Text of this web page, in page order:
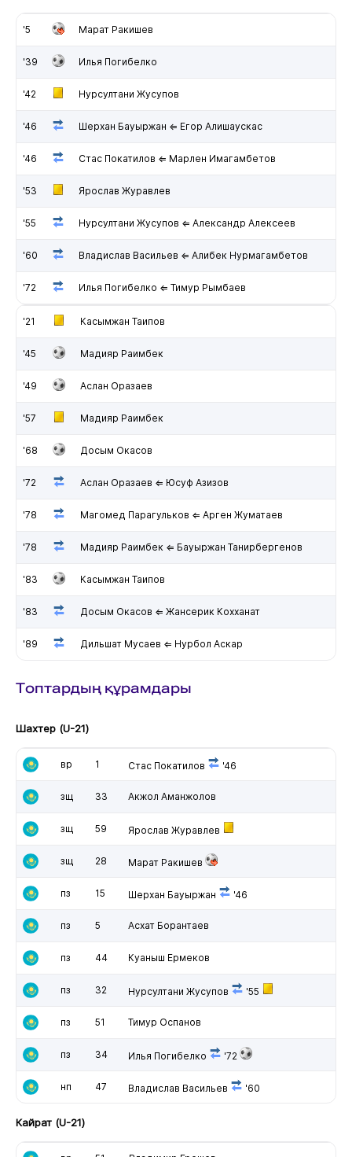
'5 Марат Ракишев
'39 Илья Погибелко
'42 Нурсултани Жусупов
'46 Шерхан Бауыржан ⇐ Егор Алишаускас
'46 Стас Покатилов ⇐ Марлен Имагамбетов
'53 Ярослав Журавлев
'55 Нурсултани Жусупов ⇐ Александр Алексеев
'60 Владислав Васильев ⇐ Алибек Нурмагамбетов
'72 Илья Погибелко ⇐ Тимур Рымбаев
'21 Касымжан Таипов
'45 Мадияр Раимбек
'49 Аслан Оразаев
'57 Мадияр Раимбек
'68 Досым Окасов
'72 Аслан Оразаев ⇐ Юсуф Азизов
'78 Магомед Парагульков ⇐ Арген Жуматаев
'78 Мадияр Раимбек ⇐ Бауыржан Танирбергенов
'83 Касымжан Таипов
'83 Досым Окасов ⇐ Жансерик Кохханат
'89 Дильшат Мусаев ⇐ Нурбол Аскар
Топтардың құрамдары
Шахтер (U-21)
вр 1 Стас Покатилов '46
зщ 33 Акжол Аманжолов
зщ 59 Ярослав Журавлев
зщ 28 Марат Ракишев
пз 15 Шерхан Бауыржан '46
пз 5 Асхат Борантаев
пз 44 Куаныш Ермеков
пз 32 Нурсултани Жусупов '55
пз 51 Тимур Оспанов
пз 34 Илья Погибелко '72
нп 47 Владислав Васильев '60
Кайрат (U-21)